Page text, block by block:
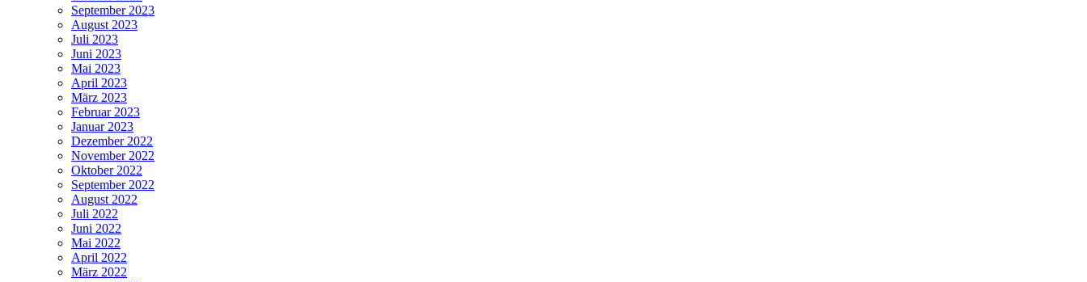
September 2023
August 2023
Juli 2023
Juni 2023
Mai 2023
April 2023
März 2023
Februar 2023
Januar 2023
Dezember 2022
November 2022
Oktober 2022
September 2022
August 2022
Juli 2022
Juni 2022
Mai 2022
April 2022
März 2022